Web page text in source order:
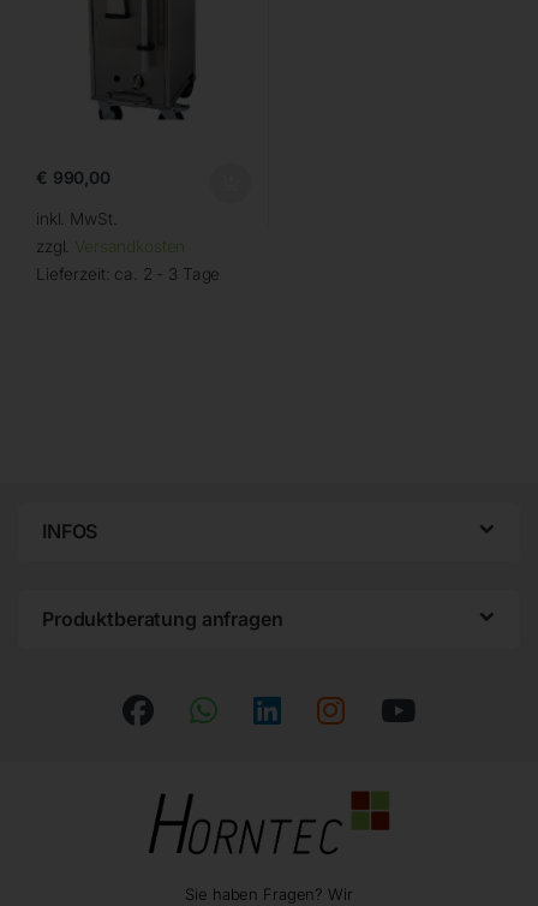
€ 990,00
inkl. MwSt.
zzgl. Versandkosten
Lieferzeit: ca. 2 - 3 Tage
INFOS
Produktberatung anfragen
Sie haben Fragen? Wir